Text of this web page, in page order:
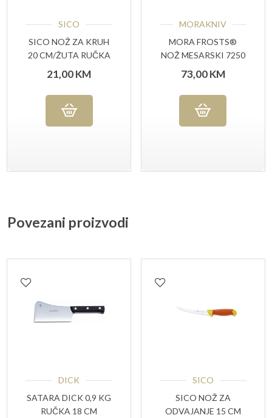
SICO
SICO NOŽ ZA KRUH
20 CM/ŽUTA RUČKA
21,00KM
MORAKNIV
MORA FROSTS®
NOŽ MESARSKI 7250
UG
73,00KM
Povezani proizvodi
DICK
SATARA DICK 0,9 KG
RUČKA 18 CM
SICO
SICO NOŽ ZA
ODVAJANJE 15 CM